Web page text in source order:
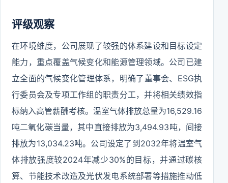
评级观察
在环境维度，公司展现了较强的体系建设和目标设定
能力，重点覆盖气候变化和能源管理领域。公司已建
立全面的气候变化管理体系，明确了董事会、ESG执
行委员会及专项工作组的职责分工，并将相关绩效指
标纳入高管薪酬考核。温室气体排放总量为16,529.16
吨二氧化碳当量，其中直接排放为3,494.93吨，间接
排放为13,034.23吨。公司设定了到2032年将温室气
体排放强度较2024年减少30%的目标，并通过碳核
算、节能技术改造及光伏发电系统部署等措施推动低